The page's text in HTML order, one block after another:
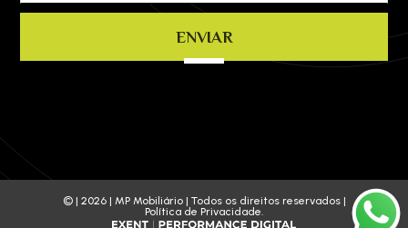
ENVIAR
© | 2026 | MP Mobiliário | Todos os direitos reservados |
Política de Privacidade.